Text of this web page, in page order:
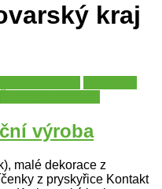
kraj
výroba
malé dekorace z
z pryskyřice Kontakt